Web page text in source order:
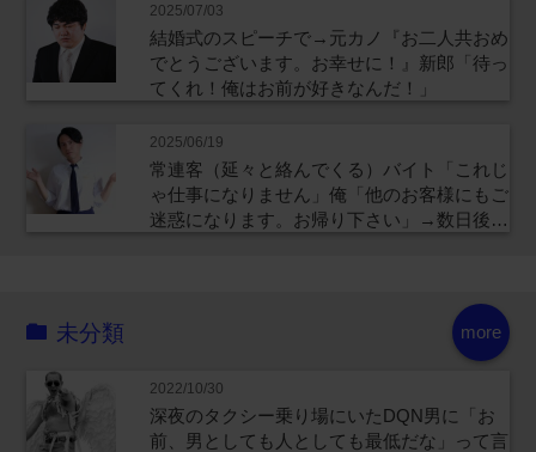
2025/07/03
結婚式のスピーチで→元カノ『お二人共おめ
でとうございます。お幸せに！』新郎「待っ
てくれ！俺はお前が好きなんだ！」
2025/06/19
常連客（延々と絡んでくる）バイト「これじ
ゃ仕事になりません」俺「他のお客様にもご
迷惑になります。お帰り下さい」→数日後…
more
未分類
2022/10/30
深夜のタクシー乗り場にいたDQN男に「お
前、男としても人としても最低だな」って言